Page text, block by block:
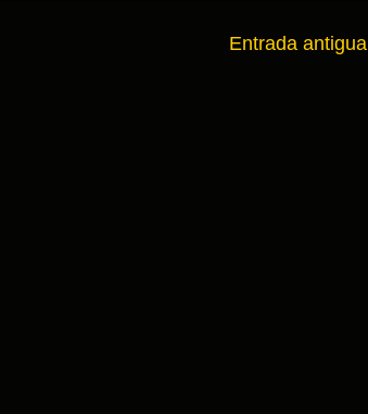
Entrada antigua